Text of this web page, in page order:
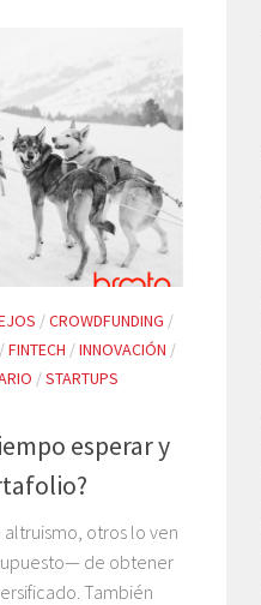
/CROWDFUNDING /
/FINTECH /INNOVACIÓN /
/STARTUPS
esperar y
altruismo, otros lo ven
de obtener
También